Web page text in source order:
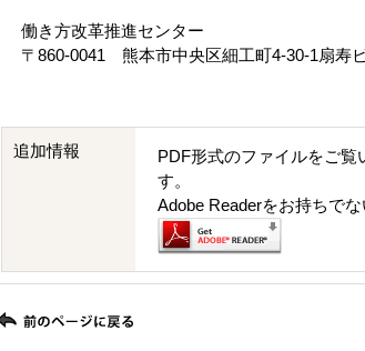
働き方改革推進センター
〒860-0041 熊本市中央区細工町4-30-1扇寿
追加情報
PDF形式のファイルをご覧
す。
Adobe Readerをお持ちで